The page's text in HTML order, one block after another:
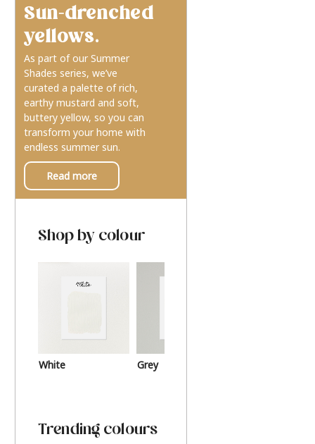
Sun-drenched
yellows.
As part of our Summer
Shades series, we’ve
curated a palette of rich,
earthy mustard and soft,
buttery yellow, so you can
transform your home with
endless summer sun.
Read more
Shop by colour
White Grey
Trending colours